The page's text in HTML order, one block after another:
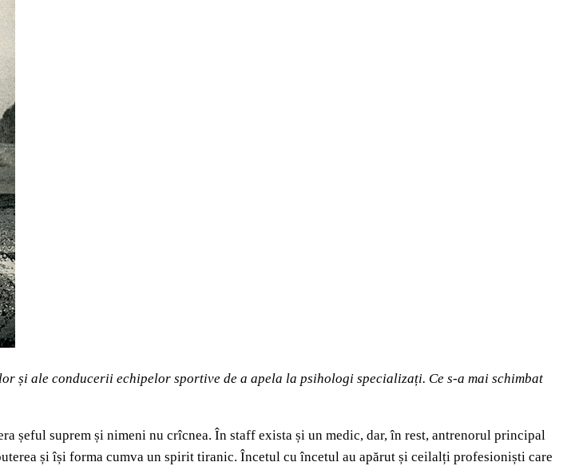
și ale conducerii echipelor sportive de a apela la psihologi specializați. Ce s-a mai schimbat
șeful suprem și nimeni nu crîcnea. În staff exista și un medic, dar, în rest, antrenorul principal
și își forma cumva un spirit tiranic. Încetul cu încetul au apărut și ceilalți profesioniști care